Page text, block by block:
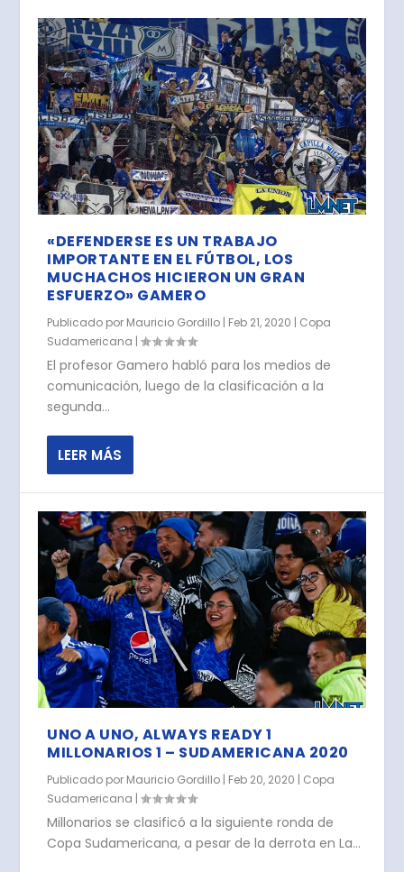
«DEFENDERSE ES UN TRABAJO
IMPORTANTE EN EL FÚTBOL, LOS
MUCHACHOS HICIERON UN GRAN
ESFUERZO» GAMERO
Publicado por Mauricio Gordillo | Feb 21, 2020 | Copa
Sudamericana |
El profesor Gamero habló para los medios de
comunicación, luego de la clasificación a la
segunda...
LEER MÁS
UNO A UNO, ALWAYS READY 1
MILLONARIOS 1 – SUDAMERICANA 2020
Publicado por Mauricio Gordillo | Feb 20, 2020 | Copa
Sudamericana |
Millonarios se clasificó a la siguiente ronda de
Copa Sudamericana, a pesar de la derrota en La...